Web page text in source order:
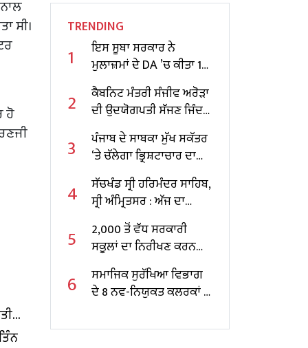
ਸੀ।
ਹੋ
TRENDING
1
ਇਸ ਸੂਬਾ ਸਰਕਾਰ ਨੇ
ਮੁਲਾਜ਼ਮਾਂ ਦੇ DA ’ਚ ਕੀਤਾ 10
ਫੀਸਦੀ ਵਾਧਾ
2
ਕੈਬਨਿਟ ਮੰਤਰੀ ਸੰਜੀਵ ਅਰੋੜਾ
ਦੀ ਉਦਯੋਗਪਤੀ ਸੱਜਣ ਜਿੰਦਲ
ਨਾਲ ਮੁਲਾਕਾਤ; ਇਸਪਾਤ
ਖੇਤਰ ‘ਚ ₹1,500 ਕਰੋੜ ਨਿਵੇਸ਼
ਦਾ ਐਲਾਨ
3
ਪੰਜਾਬ ਦੇ ਸਾਬਕਾ ਮੁੱਖ ਸਕੱਤਰ
‘ਤੇ ਚੱਲੇਗਾ ਭ੍ਰਿਸ਼ਟਾਚਾਰ ਦਾ
ਕੇਸ, ਕੇਂਦਰ ਸਰਕਾਰ ਨੇ ਦਿੱਤੀ
ਪ੍ਰਵਾਨਗੀ
4
ਸੱਚਖੰਡ ਸ੍ਰੀ ਹਰਿਮੰਦਰ ਸਾਹਿਬ,
ਸ੍ਰੀ ਅੰਮ੍ਰਿਤਸਰ : ਅੱਜ ਦਾ
ਹੁਕਮਨਾਮਾ
5
2,000 ਤੋਂ ਵੱਧ ਸਰਕਾਰੀ
ਸਕੂਲਾਂ ਦਾ ਨਿਰੀਖਣ ਕਰਨ
ਵਾਲੇ ਪੰਜਾਬ ਦੇ ਪਹਿਲੇ
ਸਿੱਖਿਆ ਮੰਤਰੀ ਬਣੇ ਹਰਜੋਤ
ਸਿੰਘ ਬੈਂਸ
6
ਸਮਾਜਿਕ ਸੁਰੱਖਿਆ ਵਿਭਾਗ
ਦੇ 8 ਨਵ-ਨਿਯੁਕਤ ਕਲਰਕਾਂ ਨੂੰ